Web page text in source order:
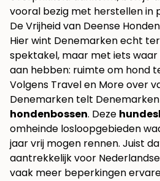
vooral bezig met herstellen in
De Vrijheid van Deense
Hier wint Denemarken echt
spektakel, maar met iets
aan hebben: ruimte om hond
Volgens Travel en More over
Denemarken telt Denemarken
hondenbossen. Deze
omheinde losloopgebieden
jaar vrij mogen rennen. Juist
aantrekkelijk voor
vaak meer beperkingen